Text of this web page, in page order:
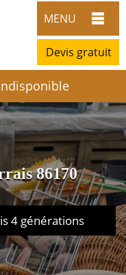
MENU
Devis gratuit
86170
4 générations